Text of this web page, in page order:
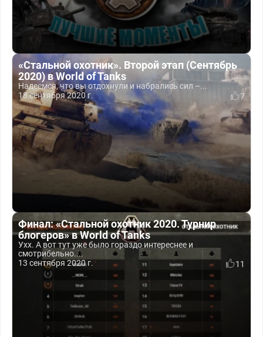
«Стальной охотник». Второй этап (Сентябрь
2020) в World of Tanks
Надеемся, что вы отдохнули и набрались сил –...
18 сентября 2020 г.
7
Финал: «Стальной охотник 2020. Турнир
блогеров» в World of Tanks
Ухх. А вот тут уже было гораздо интереснее и
смотрибельно....
13 сентября 2020 г.
11